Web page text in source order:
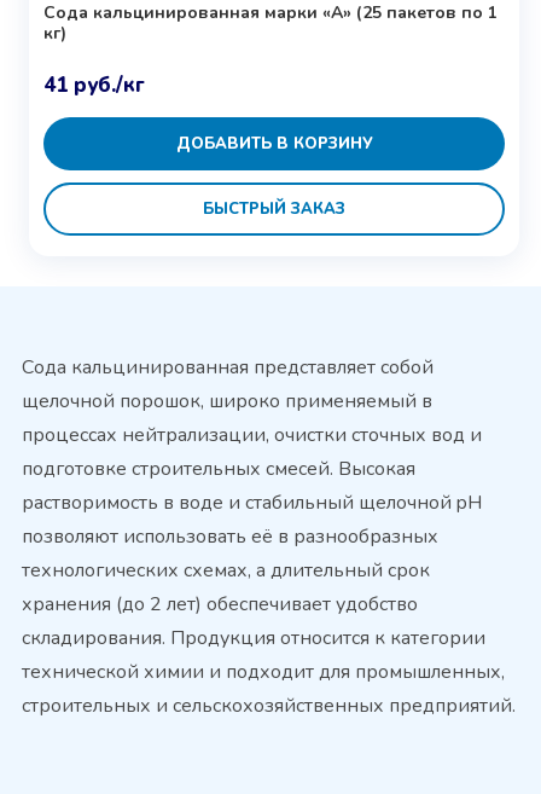
Сода кальцинированная марки «А» (25 пакетов по 1
кг)
41 руб./кг
ДОБАВИТЬ В КОРЗИНУ
БЫСТРЫЙ ЗАКАЗ
Сода кальцинированная представляет собой
щелочной порошок, широко применяемый в
процессах нейтрализации, очистки сточных вод и
подготовке строительных смесей. Высокая
растворимость в воде и стабильный щелочной pH
позволяют использовать её в разнообразных
технологических схемах, а длительный срок
хранения (до 2 лет) обеспечивает удобство
складирования. Продукция относится к категории
технической химии и подходит для промышленных,
строительных и сельскохозяйственных предприятий.